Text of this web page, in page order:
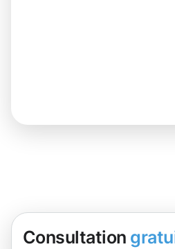
Consultation